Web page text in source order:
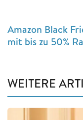
Amazon Black
mit bis zu 50%
WEITERE